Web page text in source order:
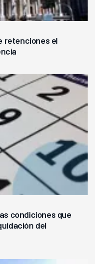
retenciones el
condiciones que
del